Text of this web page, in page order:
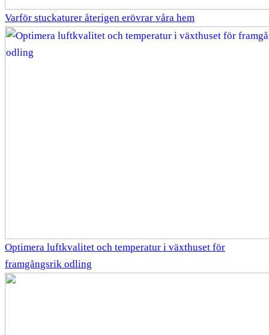
Varför stuckaturer återigen erövrar våra hem
Optimera luftkvalitet och temperatur i växthuset för
framgångsrik odling